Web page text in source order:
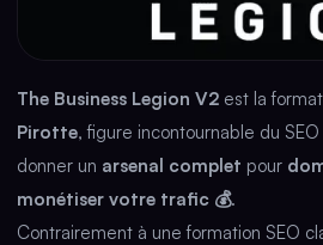
The Business Legion V2 est la
Pirotte, figure incontournable du
donner un arsenal complet pour
monétiser votre trafic 💰.
Contrairement à une formation SEO